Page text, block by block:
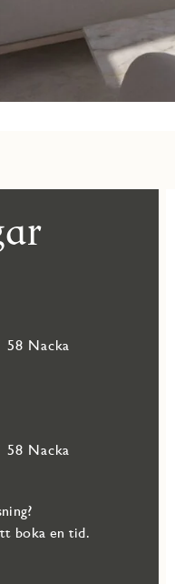
58 Nacka
58 Nacka
boka en tid.